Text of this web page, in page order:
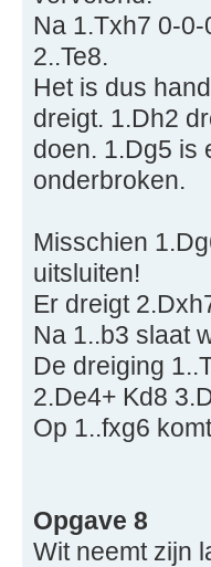
Na 1.Txh7 0-
2..Te8.
Het is dus
dreigt. 1.Dh2
doen. 1.Dg5 is
onderbroken.
Misschien
uitsluiten!
Er dreigt
Na 1..b3 slaat
De dreiging
2.De4+ Kd8
Op 1..fxg6
Opgave 8
Wit neemt zijn